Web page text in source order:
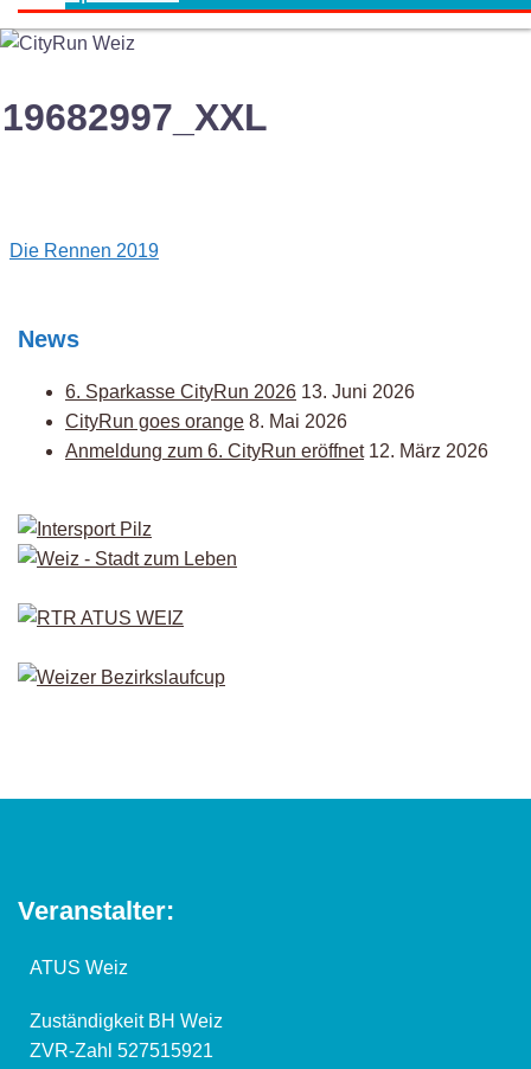
19682997_XXL
Post
Die Rennen 2019
News
6. Sparkasse CityRun 2026 13. Juni 2026
CityRun goes orange 8. Mai 2026
Anmeldung zum 6. CityRun eröffnet 12. März 2026
Veranstalter:
ATUS Weiz
Zuständigkeit BH Weiz
ZVR-Zahl 527515921